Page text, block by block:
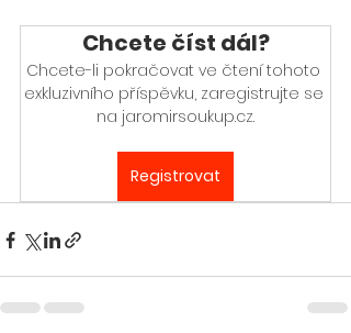
Chcete číst dál?
Chcete-li pokračovat ve čtení tohoto
exkluzivního příspěvku, zaregistrujte se
na jaromirsoukup.cz.
Registrovat